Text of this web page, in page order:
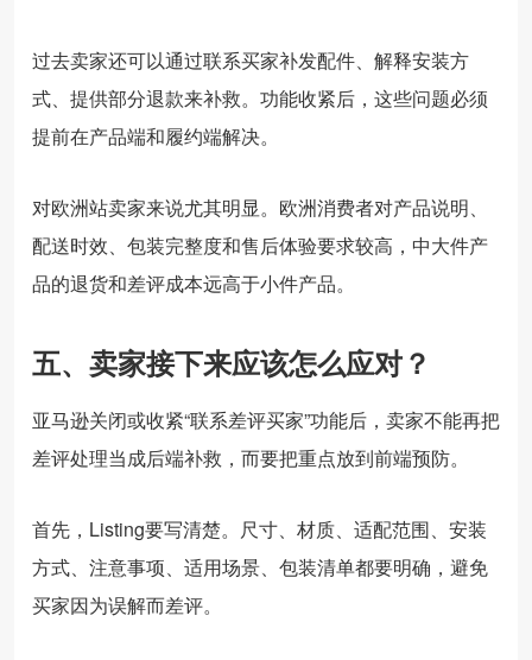
过去卖家还可以通过联系买家补发配件、解释安装方
式、提供部分退款来补救。功能收紧后，这些问题必须
提前在产品端和履约端解决。
对欧洲站卖家来说尤其明显。欧洲消费者对产品说明、
配送时效、包装完整度和售后体验要求较高，中大件产
品的退货和差评成本远高于小件产品。
五、卖家接下来应该怎么应对？
亚马逊关闭或收紧“联系差评买家”功能后，卖家不能再把
差评处理当成后端补救，而要把重点放到前端预防。
首先，Listing要写清楚。尺寸、材质、适配范围、安装
方式、注意事项、适用场景、包装清单都要明确，避免
买家因为误解而差评。